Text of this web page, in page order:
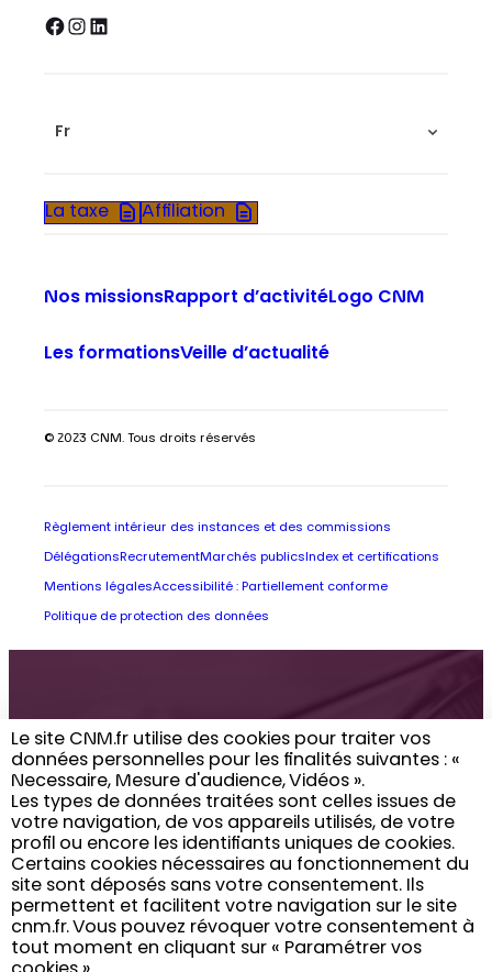
Le site CNM.fr utilise des cookies pour traiter vos
données personnelles pour les finalités suivantes : «
Necessaire, Mesure d'audience, Vidéos ». ​
Les types de données traitées sont celles issues de
votre navigation, de vos appareils utilisés, de votre
profil ou encore les identifiants uniques de cookies. ​
Certains cookies nécessaires au fonctionnement du
site sont déposés sans votre consentement. Ils
permettent et facilitent votre navigation sur le site
cnm.fr. ​ Vous pouvez révoquer votre consentement à
tout moment en cliquant sur « Paramétrer vos
Facebook InstagramLinkedIn
Fr
La taxe Affiliation
Nos missionsRapport d’activitéLogo CNM
Les formationsVeille d’actualité
© 2023 CNM. Tous droits réservés
Règlement intérieur des instances et des commissions
Délégations RecrutementMarchés publics Index et certifications
Mentions légalesAccessibilité : Partiellement conforme
Politique de protection des données
Retrouvez toute
l’actualité du CNM
dans votre boîte
email
Vous inscrire